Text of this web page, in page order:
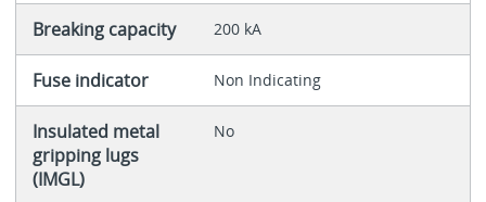
Breaking capacity 200 kA
Fuse indicator Non Indicating
Insulated metal
gripping lugs
(IMGL)
No